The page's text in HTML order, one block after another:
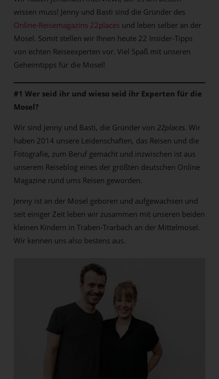
wissen muss! Jenny und Basti sind die Gründer des
Online-Reisemagazins 22places und leben selber an der
Mosel. Somit stellen wir Ihnen heute 22 Insider-Tipps
von echten Reiseexperten vor. Viel Spaß mit unseren
Geheimtipps für die Mosel!
#1 Wer seid ihr und wieso seid ihr Experten für die
Mosel?
Wir sind Jenny und Basti, die Gründer von 22places. Wir
haben 2014 unsere Leidenschaften, das Reisen und die
Fotografie, zum Beruf gemacht und inzwischen ist aus
unserem Reiseblog eines der größten deutschen Online
Magazine rund ums Reisen geworden.
Jenny ist an der Mosel geboren und aufgewachsen und
seit einiger Zeit leben wir zusammen mit unseren beiden
kleinen Kindern in Traben-Trarbach an der Mittelmosel.
Wir kennen uns also bestens aus.